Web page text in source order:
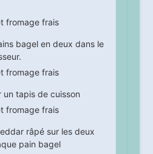
bagel en deux dans le
un tapis de cuisson
râpé sur les deux
pain bagel